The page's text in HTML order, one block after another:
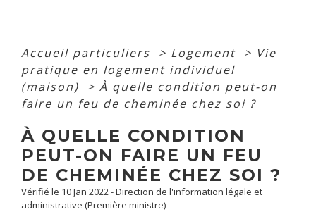
Accueil particuliers > Logement > Vie
pratique en logement individuel
(maison)
> À quelle condition peut-on
faire un feu de cheminée chez soi ?
À QUELLE CONDITION
PEUT-ON FAIRE UN FEU
DE CHEMINÉE CHEZ SOI ?
Vérifié le 10 Jan 2022 - Direction de l'information légale et
administrative (Première ministre)